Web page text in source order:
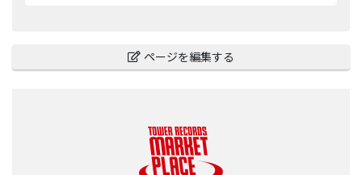
ページを編集する